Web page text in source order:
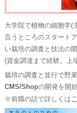
大学院で植物の細胞学(
言うところのスタート
い栽培の調査と技法の
(資金調達まで経験。上
栽培の調査と並行で野
CMS/Shopの開発を開
※前職の話で詳しくは